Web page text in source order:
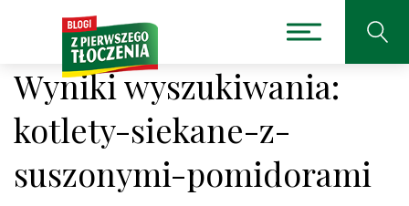
Wyniki wyszukiwania:
kotlety-siekane-z-
suszonymi-pomidorami